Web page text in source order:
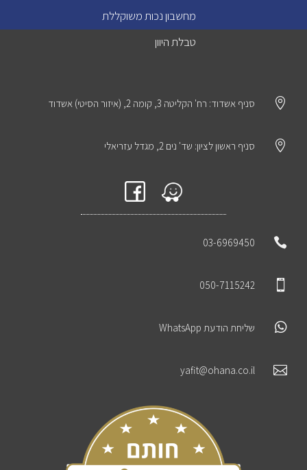
מחשבון נכות משוקללת
טבלת היוון
 סניף אשדוד: רח' הקליטה 3, קומה 2, (איזור הסיטי) אשדוד
 סניף ראשון לציון: שד' נים 2, מגדל עזריאלי

03-6969450

050-7115242
 שליחת הודעת WhatsApp

yafit@ohana.co.il